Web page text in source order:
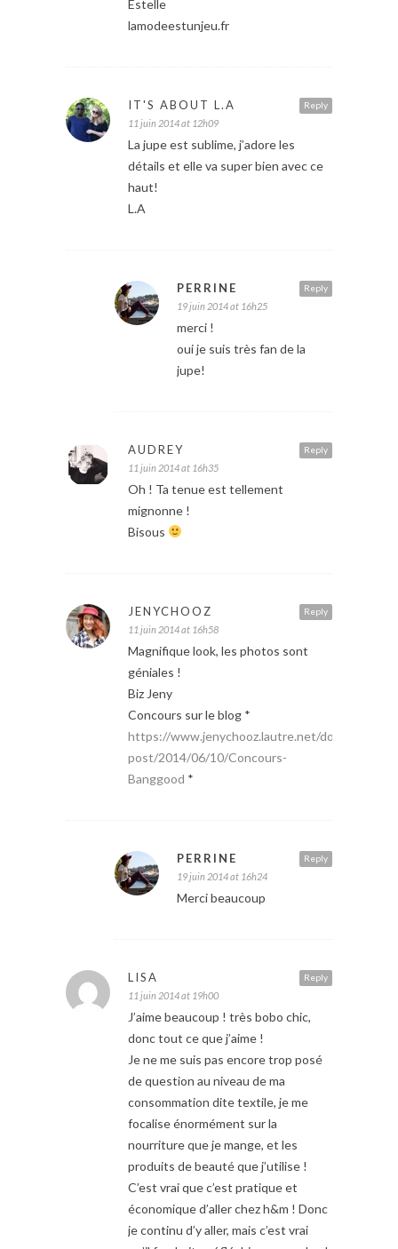
Estelle
lamodeestunjeu.fr
Reply
IT'S ABOUT L.A
11 juin 2014 at 12h09
La jupe est sublime, j’adore les
détails et elle va super bien avec ce
haut!
L.A
Reply
PERRINE
19 juin 2014 at 16h25
merci !
oui je suis très fan de la
jupe!
Reply
AUDREY
11 juin 2014 at 16h35
Oh ! Ta tenue est tellement
mignonne !
Bisous
Reply
JENYCHOOZ
11 juin 2014 at 16h58
Magnifique look, les photos sont
géniales !
Biz Jeny
Concours sur le blog *
https://www.jenychooz.lautre.net/dotclear/
post/2014/06/10/Concours-
Banggood *
Reply
PERRINE
19 juin 2014 at 16h24
Merci beaucoup
Reply
LISA
11 juin 2014 at 19h00
J’aime beaucoup ! très bobo chic,
donc tout ce que j’aime !
Je ne me suis pas encore trop posé
de question au niveau de ma
consommation dite textile, je me
focalise énormément sur la
nourriture que je mange, et les
produits de beauté que j’utilise !
C’est vrai que c’est pratique et
économique d’aller chez h&m ! Donc
je continu d’y aller, mais c’est vrai